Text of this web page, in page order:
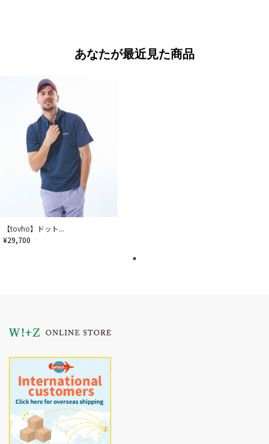
あなたが最近見た商品
【tovho】ドット...
¥29,700